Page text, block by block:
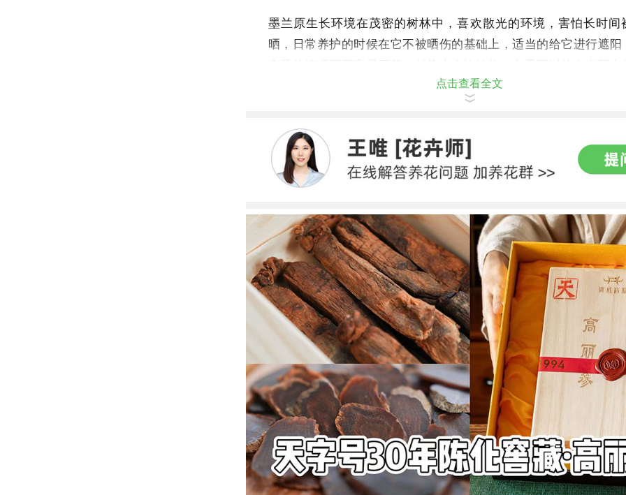
墨兰原生长环境在茂密的树林中，喜欢散光的环境，害怕长时间
晒，日常养护的时候在它不被晒伤的基础上，适当的给它进行遮阳
置，夏季必须遮阳，否则很容易晒伤它的叶片。
点击查看全文